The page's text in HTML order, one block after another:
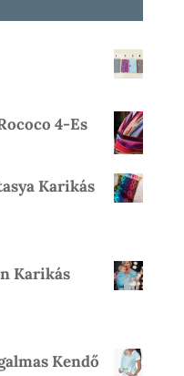
4-Es
Karikás
Karikás
Kendő